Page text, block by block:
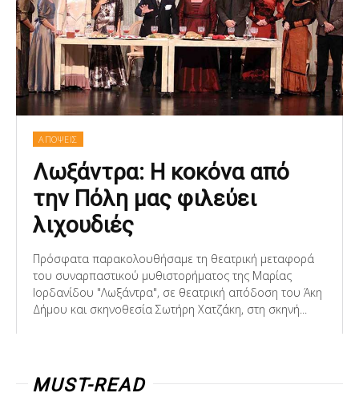
ΑΠΟΨΕΙΣ
Λωξάντρα: Η κοκόνα από
την Πόλη μας φιλεύει
λιχουδιές
Πρόσφατα παρακολουθήσαμε τη θεατρική μεταφορά
του συναρπαστικού μυθιστορήματος της Μαρίας
Ιορδανίδου "Λωξάντρα", σε θεατρική απόδοση του Άκη
Δήμου και σκηνοθεσία Σωτήρη Χατζάκη, στη σκηνή...
MUST-READ